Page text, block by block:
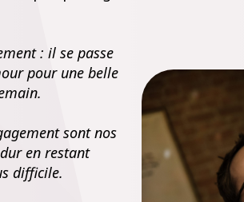
: il se passe
pour une belle
sont nos
en restant
difficile.